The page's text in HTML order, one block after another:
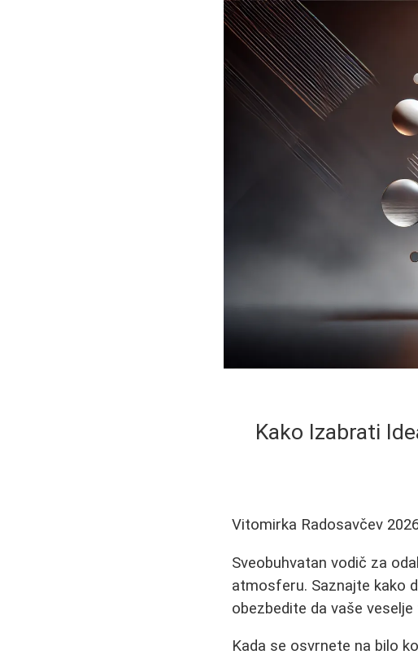
Kako Izabrati
Vitomirka Radosavčev
Sveobuhvatan vodič za
atmosferu. Saznajte kako
obezbedite da vaše
Kada se osvrnete na bilo